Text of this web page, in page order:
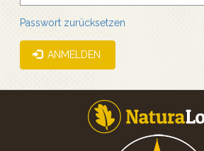
Passwort zurücksetzen
ANMELDEN